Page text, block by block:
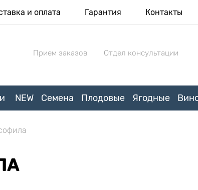
и оплата Гарантия Контакты
Прием заказов Отдел консультации
NEW Семена Плодовые Ягодные